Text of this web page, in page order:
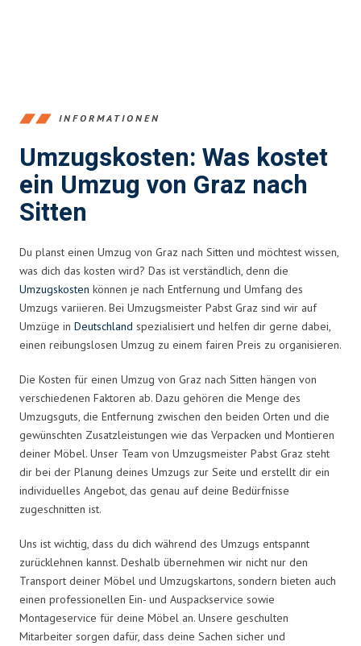
INFORMATIONEN
Umzugskosten: Was kostet
ein Umzug von Graz nach
Sitten
Du planst einen Umzug von Graz nach Sitten und möchtest wissen,
was dich das kosten wird? Das ist verständlich, denn die
Umzugskosten können je nach Entfernung und Umfang des
Umzugs variieren. Bei Umzugsmeister Pabst Graz sind wir auf
Umzüge in Deutschland spezialisiert und helfen dir gerne dabei,
einen reibungslosen Umzug zu einem fairen Preis zu organisieren.
Die Kosten für einen Umzug von Graz nach Sitten hängen von
verschiedenen Faktoren ab. Dazu gehören die Menge des
Umzugsguts, die Entfernung zwischen den beiden Orten und die
gewünschten Zusatzleistungen wie das Verpacken und Montieren
deiner Möbel. Unser Team von Umzugsmeister Pabst Graz steht
dir bei der Planung deines Umzugs zur Seite und erstellt dir ein
individuelles Angebot, das genau auf deine Bedürfnisse
zugeschnitten ist.
Uns ist wichtig, dass du dich während des Umzugs entspannt
zurücklehnen kannst. Deshalb übernehmen wir nicht nur den
Transport deiner Möbel und Umzugskartons, sondern bieten auch
einen professionellen Ein- und Auspackservice sowie
Montageservice für deine Möbel an. Unsere geschulten
Mitarbeiter sorgen dafür, dass deine Sachen sicher und